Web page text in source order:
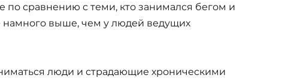
по сравнению с теми, кто занимался бегом и
намного выше, чем у людей ведущих
люди и страдающие хроническими